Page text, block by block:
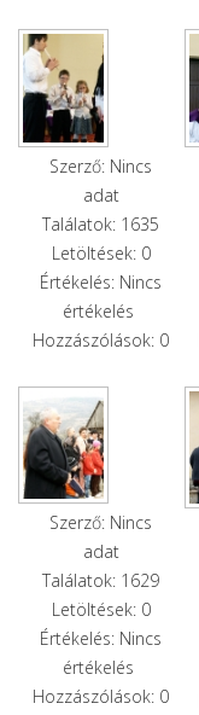
Szerző: Nincs
adat
Találatok: 1635
Letöltések: 0
Értékelés: Nincs
értékelés
Hozzászólások: 0
Szerző: Nincs
adat
Találatok: 1629
Letöltések: 0
Értékelés: Nincs
értékelés
Hozzászólások: 0